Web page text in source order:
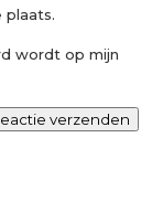
plaats.
wordt op mijn
verzenden